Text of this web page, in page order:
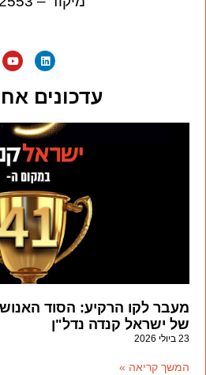
עדכונים
מעבר לקו הרקיע: הסוד
של ישראל קנדה נדל"ן
23 ביולי 2026
המשך קריאה »